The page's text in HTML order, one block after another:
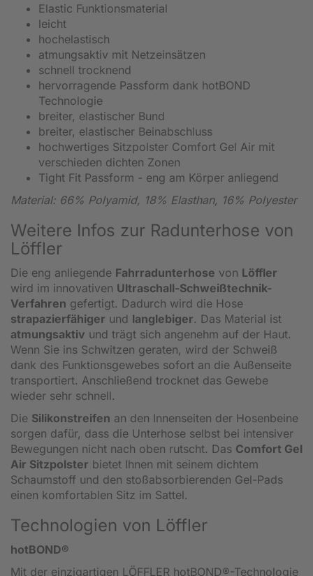
Elastic Funktionsmaterial
leicht
hochelastisch
atmungsaktiv mit Netzeinsätzen
schnell trocknend
hervorragende Passform dank hotBOND
Technologie
breiter, elastischer Bund
breiter, elastischer Beinabschluss
hochwertiges Sitzpolster Comfort Gel Air mit
verschieden dichten Zonen
Tight Fit Passform - eng am Körper anliegend
Material: 66% Polyamid, 18% Elasthan, 16% Polyester
Weitere Infos zur Radunterhose von
Löffler
Die eng anliegende Fahrradunterhose von Löffler
wird im innovativen Ultraschall-Schweißtechnik-
Verfahren gefertigt. Dadurch wird die Hose
strapazierfähiger und langlebiger. Das Material ist
atmungsaktiv und trägt sich angenehm auf der Haut.
Wenn Sie ins Schwitzen geraten, wird der Schweiß
dank des Funktionsgewebes sofort an die Außenseite
transportiert. Anschließend trocknet das Gewebe
wieder sehr schnell.
Die Silikonstreifen an den Innenseiten der Hosenbeine
sorgen dafür, dass die Unterhose selbst bei intensiver
Bewegungen nicht nach oben rutscht. Das Comfort Gel
Air Sitzpolster bietet Ihnen mit seinem dichtem
Schaumstoff und den stoßabsorbierenden Gel-Pads
einen komfortablen Sitz im Sattel.
Technologien von Löffler
hotBOND®
Mit der einzigartigen LÖFFLER hotBOND®-Technologie